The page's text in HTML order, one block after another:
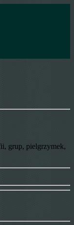
grup, pielgrzymek,